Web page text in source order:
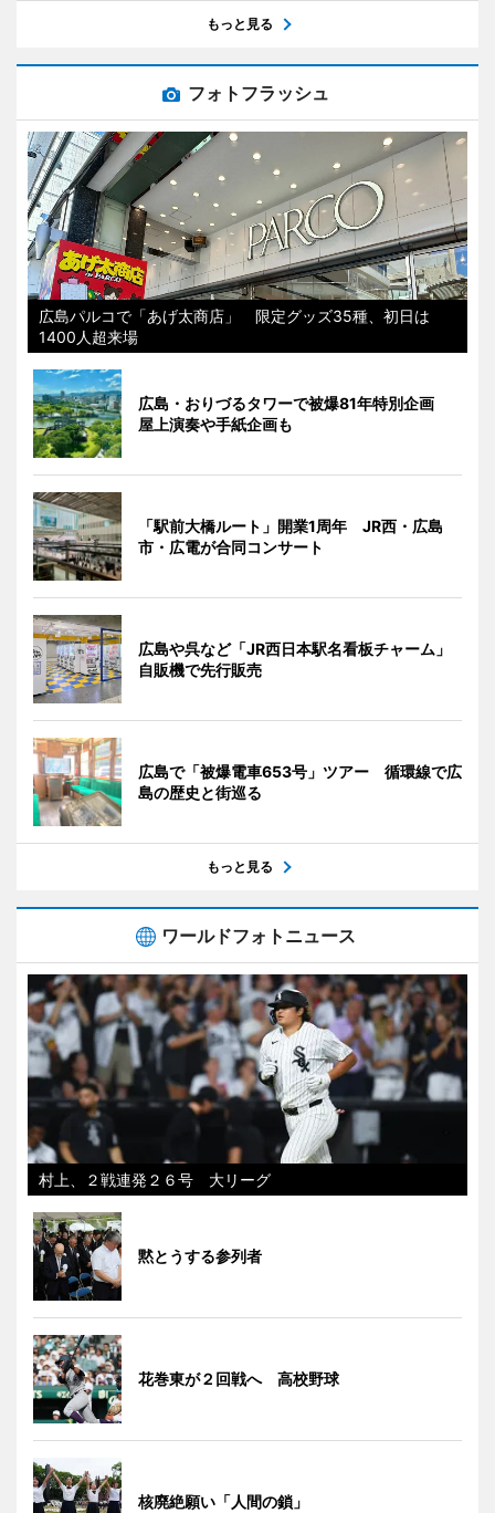
もっと見る
フォトフラッシュ
広島パルコで「あげ太商店」 限定グッズ35種、初日は
1400人超来場
広島・おりづるタワーで被爆81年特別企画
屋上演奏や手紙企画も
「駅前大橋ルート」開業1周年 JR西・広島
市・広電が合同コンサート
広島や呉など「JR西日本駅名看板チャーム」
自販機で先行販売
広島で「被爆電車653号」ツアー 循環線で広
島の歴史と街巡る
もっと見る
ワールドフォトニュース
村上、２戦連発２６号 大リーグ
黙とうする参列者
花巻東が２回戦へ 高校野球
核廃絶願い「人間の鎖」